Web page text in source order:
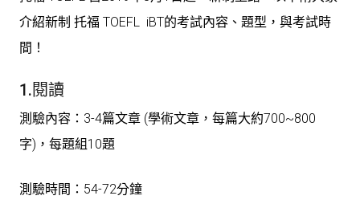
介紹新制 托福 TOEFL iBT的考試內容、題型，與考試時
間！
1.閱讀
測驗內容：3-4篇文章 (學術文章，每篇大約700~800
字)，每題組10題
測驗時間：54-72分鐘